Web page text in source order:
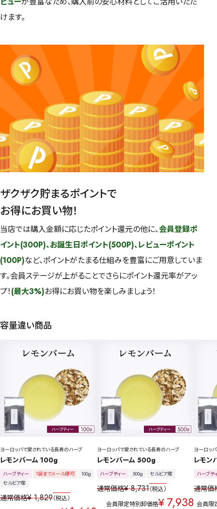
けます。
ザクザク貯まるポイントで
お得にお買い物！
当店では購入金額に応じたポイント還元の他に、会員登録ポ
イント(300P)、お誕生日ポイント(500P)、レビューポイント
(100P)など、ポイントがたまる仕組みを豊富にご用意していま
す。会員ステージが上がることでさらにポイント還元率がアッ
プ！(最大3%)お得にお買い物を楽しみましょう！
容量違い商品
ヨーロッパで愛されている長寿のハーブ
レモンバーム 100g
ハーブティー 1袋までメール便可
100g
セルビア産
通常価格¥ 1,829 税込
ヨーロッパで愛されている長寿のハーブ
レモンバーム 500g
ハーブティー 500g セルビア産
通常価格¥ 8,731 税込
会員限定特別卸価格¥7,938
ヨーロッ
レモ
ハーブテ
通常価
会員限